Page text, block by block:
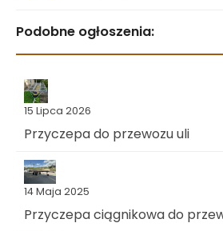
Podobne ogłoszenia:
15 Lipca 2026
Przyczepa do przewozu uli
14 Maja 2025
Przyczepa ciągnikowa do